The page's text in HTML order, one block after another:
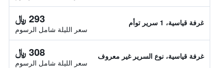
غرفة قياسية، 1 سرير توأم 293 ﷼
سعر الليلة شامل الرسوم
غرفة قياسية، نوع السرير غير معروف 308 ﷼
سعر الليلة شامل الرسوم